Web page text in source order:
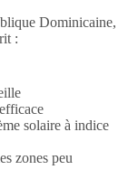
Dominicaine,
:
solaire à indice
zones peu